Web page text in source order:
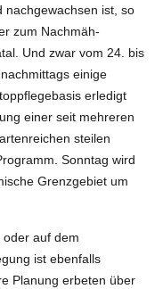
nachgewachsen ist, so
zum Nachmäh-
Und zwar vom 24. bis
einige
erledigt
einer seit mehreren
steilen
Sonntag wird
Grenzgebiet um
auf dem
ist ebenfalls
Planung erbeten über